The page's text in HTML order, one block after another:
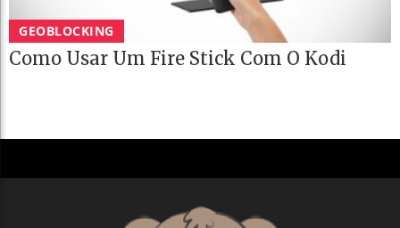
GEOBLOCKING
Como Usar Um Fire Stick Com O Kodi